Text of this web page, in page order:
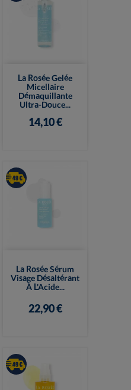
La Rosée Gelée
Micellaire
Démaquillante
Ultra-Douce...
14,10 €
La Rosée Sérum
Visage Désaltérant
À L'Acide...
22,90 €